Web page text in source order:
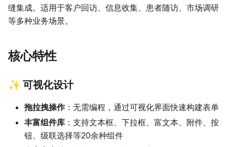
缝集成。适用于客户回访、信息收集、患者随访、市场调研
等多种业务场景。
核心特性
✨ 可视化设计
拖拉拽操作：无需编程，通过可视化界面快速构建表单
丰富组件库 ：支持文本框、下拉框、富文本、附件、按
钮、级联选择等20余种组件